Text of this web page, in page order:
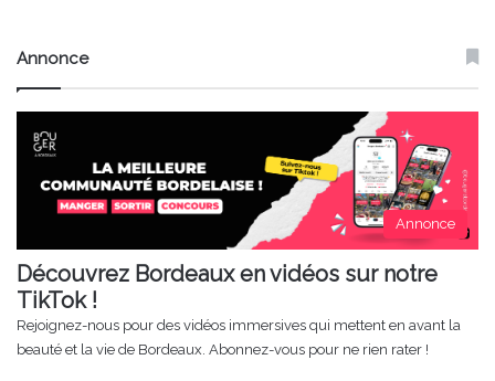
Annonce
Annonce
Découvrez Bordeaux en vidéos sur notre
TikTok !
Rejoignez-nous pour des vidéos immersives qui mettent en avant la
beauté et la vie de Bordeaux. Abonnez-vous pour ne rien rater !